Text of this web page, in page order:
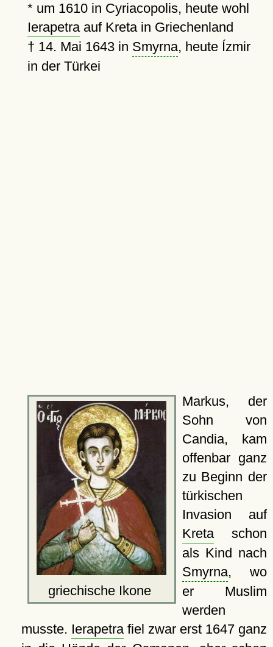
* um 1610in Cyriacopolis, heute wohl
Ierapetraauf Kreta in Griechenland
† 14. Mai 1643in Smyrna, heute Ízmir
in der Türkei
griechische Ikone
Markus, der
Sohn von
Candia, kam
offenbar ganz
zu Beginn der
türkischen
Invasion auf
Kretaschon
als Kind nach
Smyrna, wo
er Muslim
werden
musste. Ierapetrafiel zwar erst 1647 ganz